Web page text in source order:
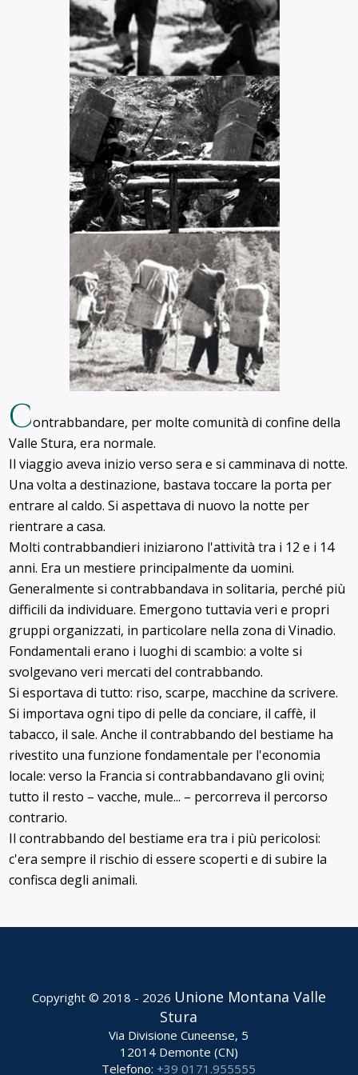
Contrabbandare, per molte comunità di confine della
Valle Stura, era normale.
Il viaggio aveva inizio verso sera e si camminava di notte.
Una volta a destinazione, bastava toccare la porta per
entrare al caldo. Si aspettava di nuovo la notte per
rientrare a casa.
Molti contrabbandieri iniziarono l'attività tra i 12 e i 14
anni. Era un mestiere principalmente da uomini.
Generalmente si contrabbandava in solitaria, perché più
difficili da individuare. Emergono tuttavia veri e propri
gruppi organizzati, in particolare nella zona di Vinadio.
Fondamentali erano i luoghi di scambio: a volte si
svolgevano veri mercati del contrabbando.
Si esportava di tutto: riso, scarpe, macchine da scrivere.
Si importava ogni tipo di pelle da conciare, il caffè, il
tabacco, il sale. Anche il contrabbando del bestiame ha
rivestito una funzione fondamentale per l'economia
locale: verso la Francia si contrabbandavano gli ovini;
tutto il resto – vacche, mule... – percorreva il percorso
contrario.
Il contrabbando del bestiame era tra i più pericolosi:
c'era sempre il rischio di essere scoperti e di subire la
confisca degli animali.
Copyright © 2018 - 2026 Unione Montana Valle
Stura
Via Divisione Cuneense, 5
12014 Demonte (CN)
Telefono:+39 0171.955555